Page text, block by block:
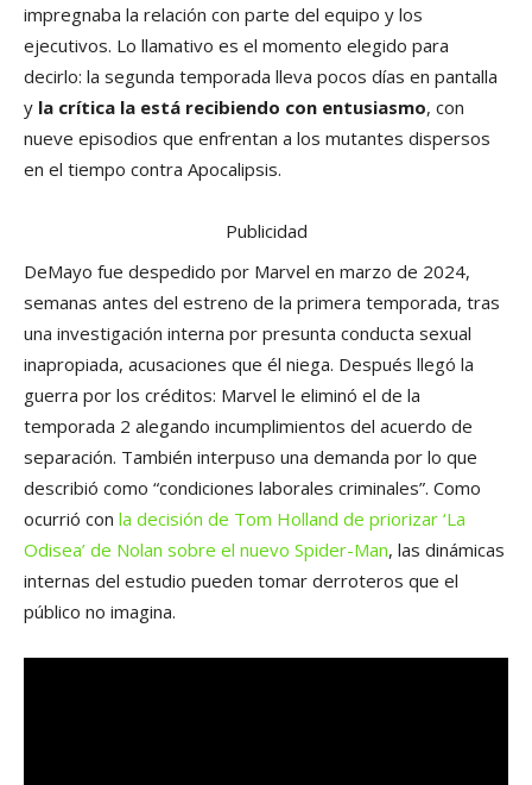
impregnaba la relación con parte del equipo y los
ejecutivos. Lo llamativo es el momento elegido para
decirlo: la segunda temporada lleva pocos días en pantalla
y la crítica la está recibiendo con entusiasmo, con
nueve episodios que enfrentan a los mutantes dispersos
en el tiempo contra Apocalipsis.
Publicidad
DeMayo fue despedido por Marvel en marzo de 2024,
semanas antes del estreno de la primera temporada, tras
una investigación interna por presunta conducta sexual
inapropiada, acusaciones que él niega. Después llegó la
guerra por los créditos: Marvel le eliminó el de la
temporada 2 alegando incumplimientos del acuerdo de
separación. También interpuso una demanda por lo que
describió como “condiciones laborales criminales”. Como
ocurrió con la decisión de Tom Holland de priorizar ‘La
Odisea’ de Nolan sobre el nuevo Spider-Man, las dinámicas
internas del estudio pueden tomar derroteros que el
público no imagina.